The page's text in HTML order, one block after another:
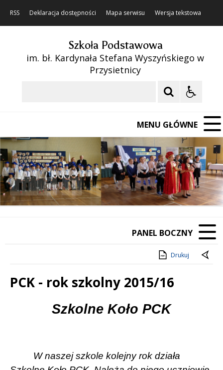
RSS Deklaracja dostępności Mapa serwisu Wersja tekstowa
Szkoła Podstawowa
im. bł. Kardynała Stefana Wyszyńskiego w
Przysietnicy
MENU GŁÓWNE
Poprzedni Element
Następny Element
❚❚
PANEL BOCZNY
Drukuj
PCK - rok szkolny 2015/16
Szkolne Koło PCK
W naszej szkole kolejny rok działa